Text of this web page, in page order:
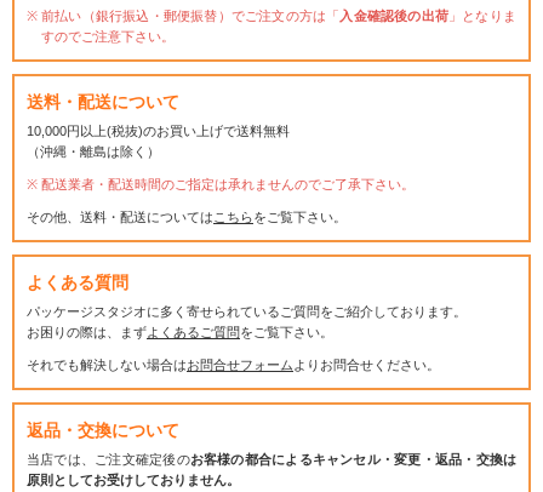
前払い（銀行振込・郵便振替）でご注文の方は「 入金確認後の出荷 」となりま
すのでご注意下さい。
送料・配送について
10,000円以上(税抜)のお買い上げで送料無料
（沖縄・離島は除く）
配送業者・配送時間のご指定は承れませんのでご了承下さい。
その他、送料・配送については こちらをご覧下さい。
よくある質問
パッケージスタジオに多く寄せられているご質問をご紹介しております。
お困りの際は、まずよくあるご質問をご覧下さい。
それでも解決しない場合はお問合せフォーム よりお問合せください。
返品・交換について
当店では、ご注文確定後のお客様の都合によるキャンセル・変更・返品・交換は
原則としてお受けしておりません。